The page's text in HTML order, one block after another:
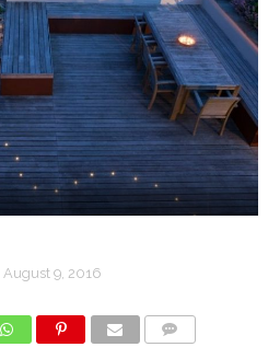
August 9, 2016